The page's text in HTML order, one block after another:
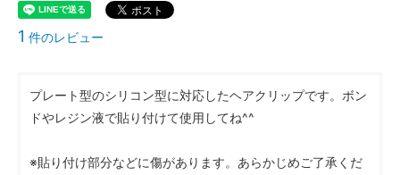
1 件のレビュー
プレート型のシリコン型に対応したヘアクリップです。ボン
ドやレジン液で貼り付けて使用してね^^
※貼り付け部分などに傷があります。あらかじめご了承くだ